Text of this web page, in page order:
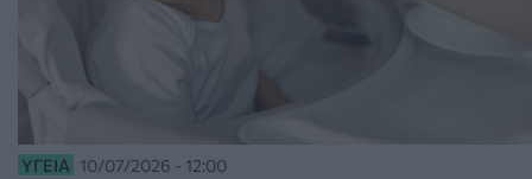
ΥΓΕΊΑ 10/07/2026 - 12:00